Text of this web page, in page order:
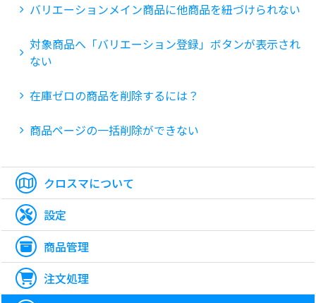
クロスマについて
設定
商品管理
注文処理
バリエーションメイン商品に他商品を紐づけられない
対象商品へ「バリエーション登録」ボタンが表示され
ない
在庫ゼロの商品を削除するには？
商品ページの一括削除ができない